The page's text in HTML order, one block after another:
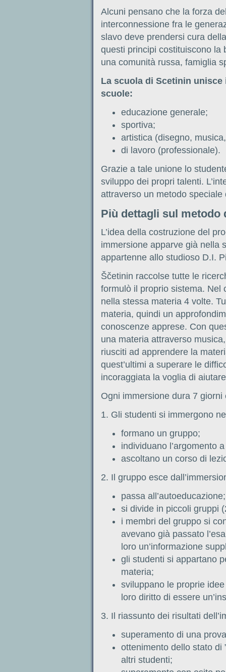
Alcuni pensano che la forza
interconnessione fra le
slavo deve prendersi cura
questi principi costituiscono la
una comunità russa, famiglia
La scuola di Scetinin
scuole:
educazione generale;
sportiva;
artistica (disegno,
di lavoro (professionale).
Grazie a tale unione lo
sviluppo dei propri talenti.
attraverso un metodo speciale
Più dettagli sul metodo
L’idea della costruzione del
immersione apparve già nella
appartenne allo studioso D.I.
Ščetinin raccolse tutte le
formulò il proprio sistema. Nel
nella stessa materia 4 volte.
materia, quindi un
conoscenze apprese. Con
una materia attraverso
riusciti ad apprendere la
quest’ultimi a superare le
incoraggiata la voglia di
Ogni immersione dura 7 giorni
1. Gli studenti si immergono
formano un gruppo;
individuano l’argomento
ascoltano un corso di
2. Il gruppo esce
passa all’autoeducazione;
si divide in piccoli gruppi
i membri del gruppo si
avevano già passato
loro un’informazione
gli studenti si appartano
materia;
sviluppano le proprie
loro diritto di essere
3. Il riassunto dei risultati
superamento di una
ottenimento dello stato di
altri studenti;